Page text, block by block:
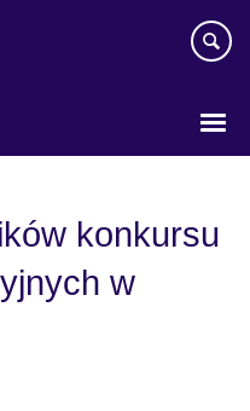
konkursu
w